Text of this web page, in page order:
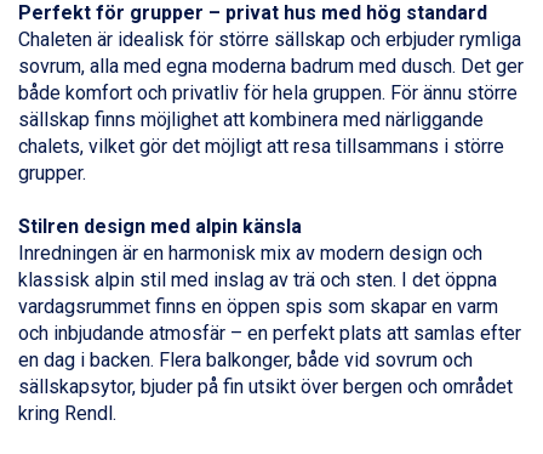
Alleghe från 8.545 kr.
Bad Gastein från 6.295 kr.
Arabba från 11.045 kr.
La Thuile från 7.045 kr.
Cervinia från 8.245 kr.
Bad Hofgastein från 8.595 kr.
Saalbach från 9.445 kr.
Passo Tonale från 5.895 kr.
Champoluc från 5.945 kr.
Sestriere från 6.945 kr.
Wagrain från 7.095 kr.
Fieberbrunn från 9.645 kr.
Ischgl från 11.295 kr.
Val Thorens från 8.395 kr.
St. Anton från 11.245 kr.
Perfekt för grupper – privat hus med hög standard
Chaleten är idealisk för större sällskap och erbjuder rymliga
sovrum, alla med egna moderna badrum med dusch. Det ger
både komfort och privatliv för hela gruppen. För ännu större
sällskap finns möjlighet att kombinera med närliggande
chalets, vilket gör det möjligt att resa tillsammans i större
grupper.
Stilren design med alpin känsla
Inredningen är en harmonisk mix av modern design och
klassisk alpin stil med inslag av trä och sten. I det öppna
vardagsrummet finns en öppen spis som skapar en varm
och inbjudande atmosfär – en perfekt plats att samlas efter
en dag i backen. Flera balkonger, både vid sovrum och
sällskapsytor, bjuder på fin utsikt över bergen och området
kring Rendl.